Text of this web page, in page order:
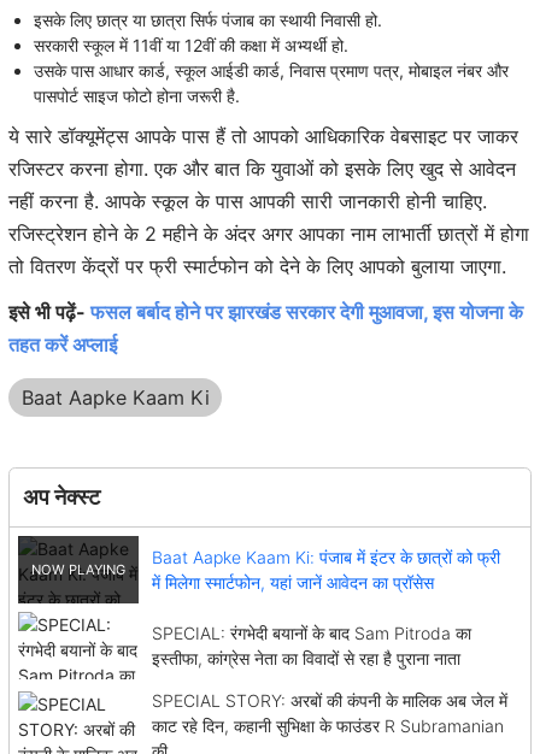
इसके लिए छात्र या छात्रा सिर्फ पंजाब का स्थायी निवासी हो.
सरकारी स्कूल में 11वीं या 12वीं की कक्षा में अभ्यर्थी हो.
उसके पास आधार कार्ड, स्कूल आईडी कार्ड, निवास प्रमाण पत्र, मोबाइल नंबर और
पासपोर्ट साइज फोटो होना जरूरी है.
ये सारे डॉक्यूमेंट्स आपके पास हैं तो आपको आधिकारिक वेबसाइट पर जाकर
रजिस्टर करना होगा. एक और बात कि युवाओं को इसके लिए खुद से आवेदन
नहीं करना है. आपके स्कूल के पास आपकी सारी जानकारी होनी चाहिए.
रजिस्ट्रेशन होने के 2 महीने के अंदर अगर आपका नाम लाभार्ती छात्रों में होगा
तो वितरण केंद्रों पर फ्री स्मार्टफोन को देने के लिए आपको बुलाया जाएगा.
इसे भी पढ़ें-फसल बर्बाद होने पर झारखंड सरकार देगी मुआवजा, इस योजना के
तहत करें अप्लाई
Baat Aapke Kaam Ki
अप नेक्स्ट
Baat Aapke Kaam Ki: पंजाब में इंटर के छात्रों को फ्री
में मिलेगा स्मार्टफोन, यहां जानें आवेदन का प्रॉसेस
SPECIAL: रंगभेदी बयानों के बाद Sam Pitroda का
इस्तीफा, कांग्रेस नेता का विवादों से रहा है पुराना नाता
SPECIAL STORY: अरबों की कंपनी के मालिक अब जेल में
काट रहे दिन, कहानी सुभिक्षा के फाउंडर R Subramanian